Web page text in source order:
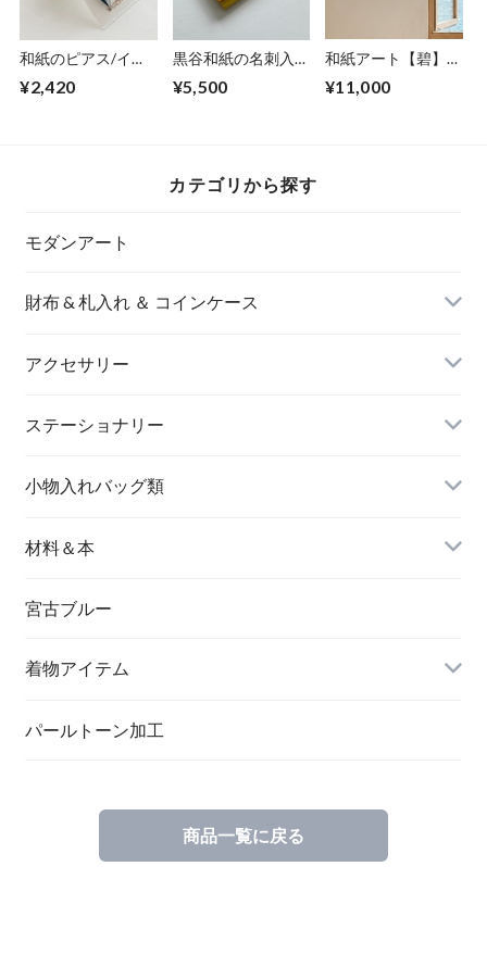
和紙のピアス/イヤ
S
¥2,420
黒谷和紙の名刺入れ
¥5,500
和紙アート【碧】
¥11,000
カテゴリから探す
モダンアート
財布 & 札入れ ＆ コインケース
長財布
アクセサリー
イヤリング＆ピアス
バングル＆ブレスレット
ペンダント
ブローチ
ステーショナリー
名刺入れ
メッセージカード
一筆箋
小物入れバッグ類
バッグ
材料＆本
ハンドメイドキット
宮古ブルー
着物アイテム
パールトーン加工
商品一覧に戻る